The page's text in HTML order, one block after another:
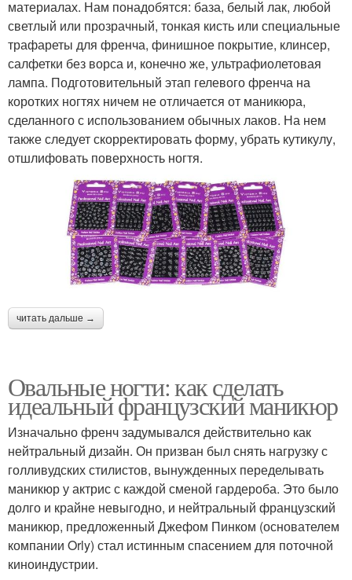
материалах. Нам понадобятся: база, белый лак, любой
светлый или прозрачный, тонкая кисть или специальные
трафареты для френча, финишное покрытие, клинсер,
салфетки без ворса и, конечно же, ультрафиолетовая
лампа. Подготовительный этап гелевого френча на
коротких ногтях ничем не отличается от маникюра,
сделанного с использованием обычных лаков. На нем
также следует скорректировать форму, убрать кутикулу,
отшлифовать поверхность ногтя.
читать дальше →
Овальные ногти: как сделать
идеальный французский маникюр
Изначально френч задумывался действительно как
нейтральный дизайн. Он призван был снять нагрузку с
голливудских стилистов, вынужденных переделывать
маникюр у актрис с каждой сменой гардероба. Это было
долго и крайне невыгодно, и нейтральный французский
маникюр, предложенный Джефом Пинком (основателем
компании Orly) стал истинным спасением для поточной
киноиндустрии.